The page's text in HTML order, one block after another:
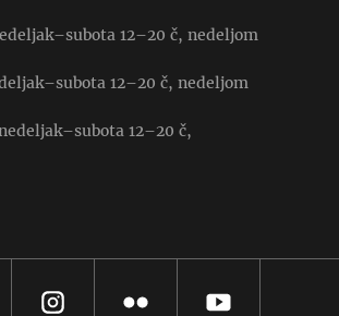
12–20 č, nedeljom
12–20 č, nedeljom
12–20 č,